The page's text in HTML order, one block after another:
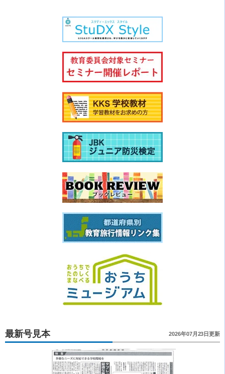
最新号見本 2026年07月23日更新